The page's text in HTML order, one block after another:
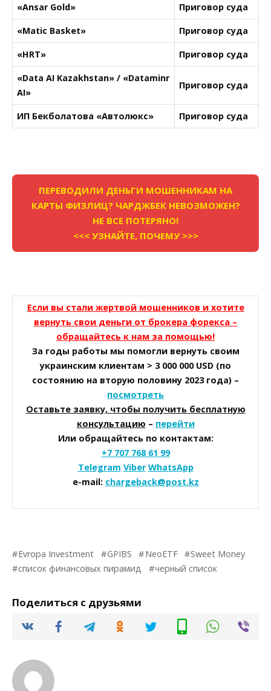
«Ansar Gold» Приговор суда
«Matic Basket» Приговор суда
«HRT» Приговор суда
«Data AI Kazakhstan» / «Dataminr
AI»
Приговор суда
ИП Бекболатова «Автолюкс» Приговор суда
ПЕРЕВОДИЛИ ДЕНЬГИ МОШЕННИКАМ НА
КАРТЫ ФИЗЛИЦ? ЧАРДЖБЕК НЕВОЗМОЖЕН?
НЕ ВСЕ ПОТЕРЯНО!
<<< УЗНАЙТЕ, ПОЧЕМУ >>>
Если вы стали жертвой мошенников и хотите
вернуть свои деньги от брокера форекса –
обращайтесь к нам за помощью!
За годы работы мы помогли вернуть своим
украинским клиентам > 3 000 000 USD (по
состоянию на вторую половину 2023 года) –
посмотреть
Оставьте заявку, чтобы получить бесплатную
консультацию – перейти
Или обращайтесь по контактам:
+7 707 768 61 99
Telegram Viber WhatsApp
e-mail: chargeback@post.kz
Evropa Investment GPIBS NeoETF
Sweet Money
список финансовых пирамид
черный список
Поделиться с друзьями